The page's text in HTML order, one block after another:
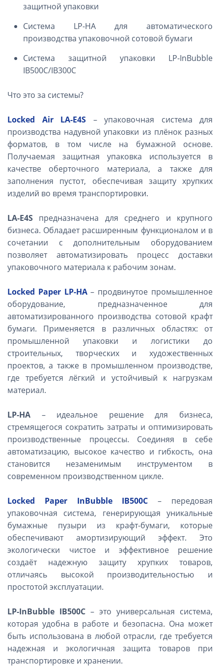
защитной упаковки
Система LP-HA для автоматического
производства упаковочной сотовой бумаги
Система защитной упаковки LP-InBubble
IB500C/IB300C
Что это за системы?
Locked Air LA-E4S
– упаковочная система для
производства надувной упаковки из плёнок разных
форматов, в том числе на бумажной основе.
Получаемая защитная упаковка используется в
качестве оберточного материала, а также для
заполнения пустот, обеспечивая защиту хрупких
изделий во время транспортировки.
LA-E4S предназначена для среднего и крупного
бизнеса. Обладает расширенным функционалом и в
сочетании с дополнительным оборудованием
позволяет автоматизировать процесс доставки
упаковочного материала к рабочим зонам.
Locked Paper LP-HA– продвинутое промышленное
оборудование, предназначенное для
автоматизированного производства сотовой крафт
бумаги. Применяется в различных областях: от
промышленной упаковки и логистики до
строительных, творческих и художественных
проектов, а также в промышленном производстве,
где требуется лёгкий и устойчивый к нагрузкам
материал.
LP-HA – идеальное решение для бизнеса,
стремящегося сократить затраты и оптимизировать
производственные процессы. Соединяя в себе
автоматизацию, высокое качество и гибкость, она
становится незаменимым инструментом в
современном производственном цикле.
Locked Paper InBubble IB500C – передовая
упаковочная система, генерирующая уникальные
бумажные пузыри из крафт-бумаги, которые
обеспечивают амортизирующий эффект. Это
экологически чистое и эффективное решение
создаёт надежную защиту хрупких товаров,
отличаясь высокой производительностью и
простотой эксплуатации.
LP-InBubble IB500C – это универсальная система,
которая удобна в работе и безопасна. Она может
быть использована в любой отрасли, где требуется
надежная и экологичная защита товаров при
транспортировке и хранении.